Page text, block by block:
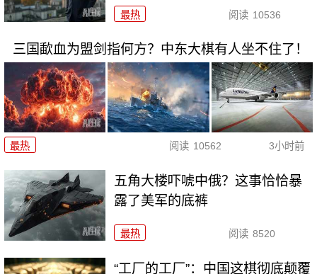
最热 阅读 10536
三国歃血为盟剑指何方？中东大棋有人坐不住了！
最热 阅读 10562 3小时前
五角大楼吓唬中俄？这事恰恰暴
露了美军的底裤
最热 阅读 8520
“工厂的工厂”：中国这棋彻底颠覆